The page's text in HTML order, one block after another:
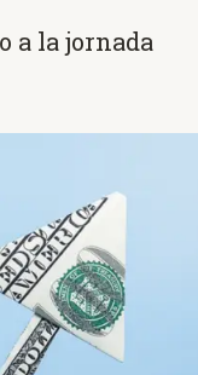
a la jornada